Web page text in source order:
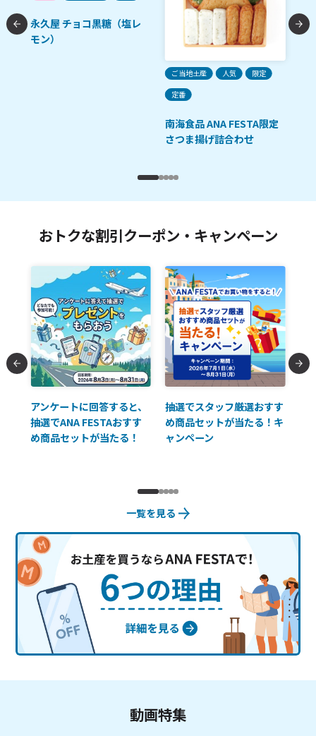
豚
永久屋 チョコ黒糖（塩レ
モン）
ご当地土産 人気
限定
定番
南海食品 ANA FESTA限定
さつま揚げ詰合わせ
南
おトクな割引クーポン・キャンペーン
アンケートに回答すると、
抽選でANA FESTAおすす
め商品セットが当たる！
抽選でスタッフ厳選おすす
め商品セットが当たる！キ
ャンペーン
一覧を見る
動画特集